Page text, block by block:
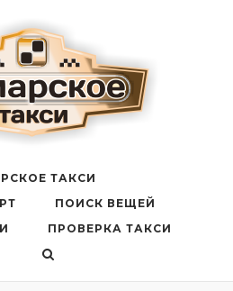
ТАКСИ
ПОИСК ВЕЩЕЙ
ПРОВЕРКА ТАКСИ